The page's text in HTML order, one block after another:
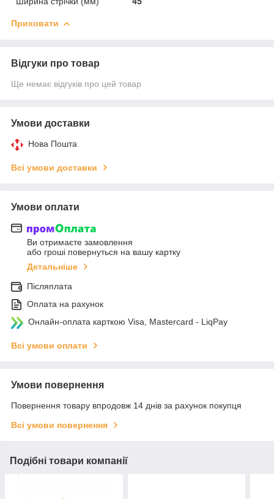
Приховати
Відгуки про товар
Ще немає відгуків про цей товар
Умови доставки
Нова Пошта
Всі умови доставки
Умови оплати
Ви отримаєте замовлення
або гроші повернуться на вашу картку
Детальніше
Післяплата
Оплата на рахунок
Онлайн-оплата карткою Visa, Mastercard - LiqPay
Всі умови оплати
Умови повернення
Повернення товару впродовж 14 днів за рахунок покупця
Всі умови повернення
Подібні товари компанії